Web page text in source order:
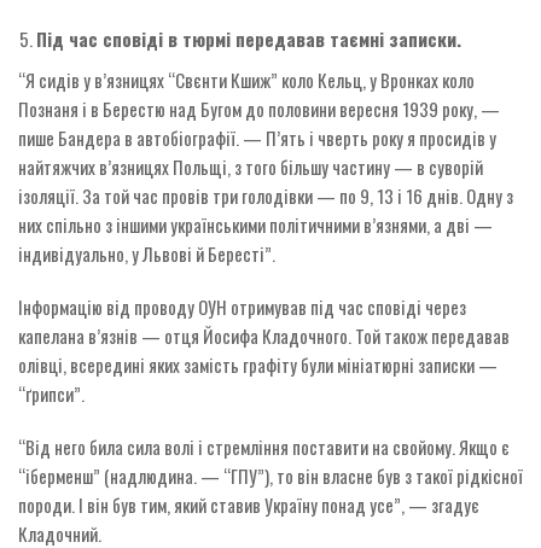
Під час сповіді в тюрмі передавав таємні записки.
“Я сидів у в’язницях “Свєнти Кшиж” коло Кельц, у Вронках коло
Познаня і в Берестю над Бугом до половини вересня 1939 року, —
пише Бандера в автобіографії. — П’ять і чверть року я просидів у
найтяжчих в’язницях Польщі, з того більшу частину — в суворій
ізоляції. За той час провів три голодівки — по 9, 13 і 16 днів. Одну з
них спільно з іншими українськими політичними в’язнями, а дві —
індивідуально, у Львові й Бересті”.
Інформацію від проводу ОУН отримував під час сповіді через
капелана в’язнів — отця Йосифа Кладочного. Той також передавав
олівці, всередині яких замість графіту були мініатюрні записки —
“ґрипси”.
“Від него била сила волі і стремління поставити на свойому. Якщо є
“іберменш” (надлюдина. — “ГПУ”), то він власне був з такої рідкісної
породи. І він був тим, який ставив Україну понад усе”, — згадує
Кладочний.